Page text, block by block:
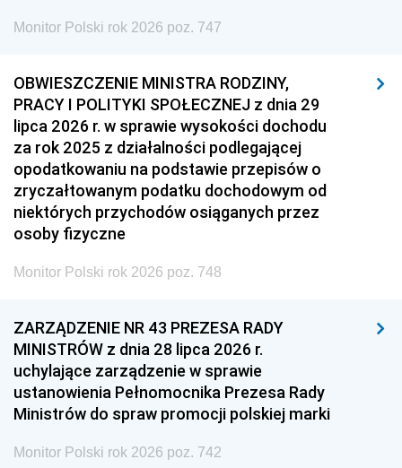
Monitor Polski rok 2026 poz. 747
OBWIESZCZENIE MINISTRA RODZINY,
PRACY I POLITYKI SPOŁECZNEJ z dnia 29
lipca 2026 r. w sprawie wysokości dochodu
za rok 2025 z działalności podlegającej
opodatkowaniu na podstawie przepisów o
zryczałtowanym podatku dochodowym od
niektórych przychodów osiąganych przez
osoby fizyczne
Monitor Polski rok 2026 poz. 748
ZARZĄDZENIE NR 43 PREZESA RADY
MINISTRÓW z dnia 28 lipca 2026 r.
uchylające zarządzenie w sprawie
ustanowienia Pełnomocnika Prezesa Rady
Ministrów do spraw promocji polskiej marki
Monitor Polski rok 2026 poz. 742